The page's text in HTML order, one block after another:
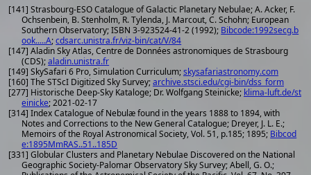
[141] Strasbourg-ESO Catalogue of Galactic Planetary Nebulae; A. Acker, F.
Ochsenbein, B. Stenholm, R. Tylenda, J. Marcout, C. Schohn; European
Southern Observatory; ISBN 3-923524-41-2 (1992); Bibcode:1992secg.b
ook.....A;cdsarc.unistra.fr/viz-bin/cat/V/84
[147] Aladin Sky Atlas, Centre de Données astronomiques de Strasbourg
(CDS);aladin.unistra.fr
[149] SkySafari 6 Pro, Simulation Curriculum;skysafariastronomy.com
[160] The STScI Digitized Sky Survey;archive.stsci.edu/cgi-bin/dss_form
[277] Historische Deep-Sky Kataloge; Dr. Wolfgang Steinicke; klima-luft.de/st
einicke; 2021-02-17
[314] Index Catalogue of Nebulæ found in the years 1888 to 1894, with
Notes and Corrections to the New General Catalogue; Dreyer, J. L. E.;
Memoirs of the Royal Astronomical Society, Vol. 51, p.185; 1895; Bibcod
e:1895MmRAS..51..185D
[331] Globular Clusters and Planetary Nebulae Discovered on the National
Geographic Society-Palomar Observatory Sky Survey; Abell, G. O.;